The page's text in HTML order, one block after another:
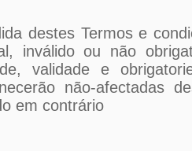
destes Termos e
inválido ou não
validade e
não-afectadas
em contrário